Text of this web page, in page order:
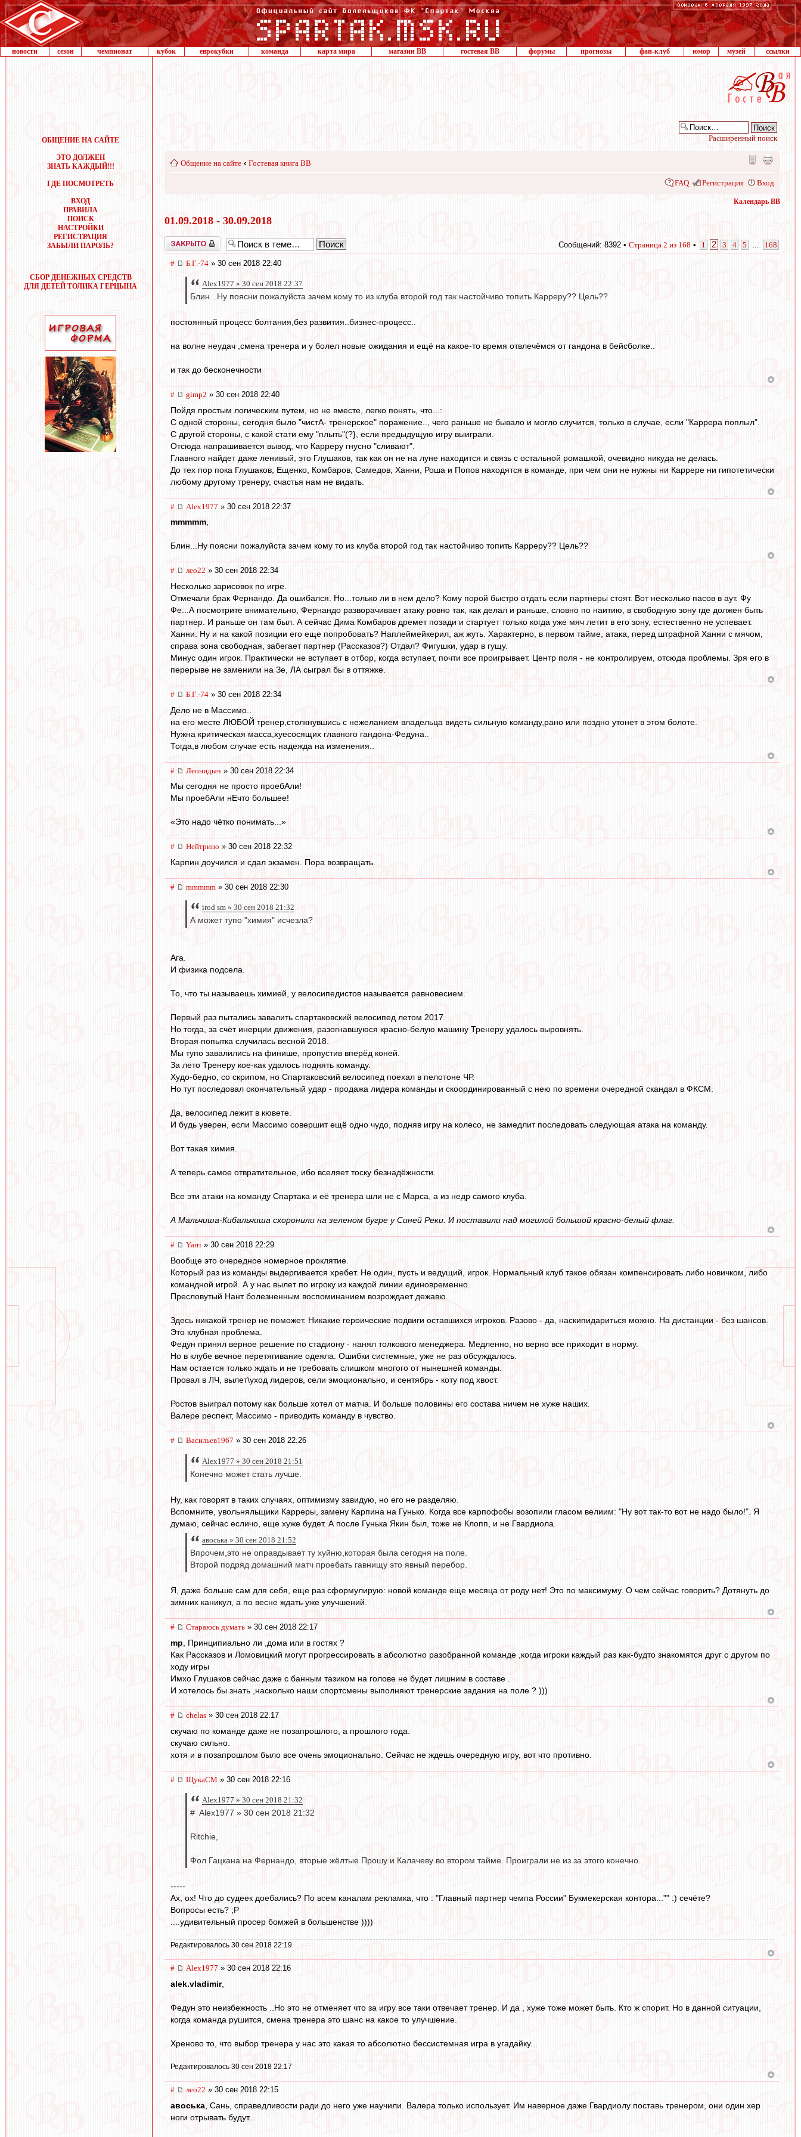
новости сезон чемпионат кубок еврокубки команда карта мира магазин ВВ гостевая ВВ форумы прогнозы фан-клуб юмор музей ссылки
ОБЩЕНИЕ НА САЙТЕ
ЭТО ДОЛЖЕН
ЗНАТЬ КАЖДЫЙ!!!
ГДЕ ПОСМОТРЕТЬ
ВХОД
ПРАВИЛА
ПОИСК
НАСТРОЙКИ
РЕГИСТРАЦИЯ
ЗАБЫЛИ ПАРОЛЬ?
СБОР ДЕНЕЖНЫХ СРЕДСТВ
ДЛЯ ДЕТЕЙ ТОЛИКА ГЕРЦЫНА
Расширенный поиск
Общение на сайте ‹ Гостевая книга ВВ
FAQ Регистрация Вход
Календарь ВВ
01.09.2018 - 30.09.2018
Закрыто Сообщений: 8392 • Страница 2 из 168 • 1 2 3 4 5 168
# Б.Г.-74 » 30 сен 2018 22:40
Alex1977 » 30 сен 2018 22:37
Блин...Ну поясни пожалуйста зачем кому то из клуба второй год так настойчиво топить Карреру?? Цель??
постоянный процесс болтания,без развития..бизнес-процесс..
на волне неудач ,смена тренера и у болел новые ожидания и ещё на какое-то время отвлечёмся от гандона в бейсболке..
и так до бесконечности
# gimp2 » 30 сен 2018 22:40
Пойдя простым логическим путем, но не вместе, легко понять, что...:
С одной стороны, сегодня было "чистА- тренерское" поражение.., чего раньше не бывало и могло случится, только в случае, если "Каррера поплыл".
С другой стороны, с какой стати ему "плыть"(?}, если предыдущую игру выиграли.
Отсюда напрашивается вывод, что Карреру гнусно "сливают".
Главного найдет даже ленивый, это Глушаков, так как он не на луне находится и связь с остальной ромашкой, очевидно никуда не делась.
До тех пор пока Глушаков, Ещенко, Комбаров, Самедов, Ханни, Роша и Попов находятся в команде, при чем они не нужны ни Каррере ни гипотетически
любому другому тренеру, счастья нам не видать.
# Alex1977 » 30 сен 2018 22:37
mmmmm,
Блин...Ну поясни пожалуйста зачем кому то из клуба второй год так настойчиво топить Карреру?? Цель??
# лео22 » 30 сен 2018 22:34
Несколько зарисовок по игре.
Отмечали брак Фернандо. Да ошибался. Но...только ли в нем дело? Кому порой быстро отдать если партнеры стоят. Вот несколько пасов в аут. Фу
Фе...А посмотрите внимательно, Фернандо разворачивает атаку ровно так, как делал и раньше, словно по наитию, в свободную зону где должен быть
партнер. И раньше он там был. А сейчас Дима Комбаров дремет позади и стартует только когда уже мяч летит в его зону, естественно не успевает.
Ханни. Ну и на какой позиции его еще попробовать? Наплеймейкерил, аж жуть. Характерно, в первом тайме, атака, перед штрафной Ханни с мячом,
справа зона свободная, забегает партнер (Рассказов?) Отдал? Фигушки, удар в гущу.
Минус один игрок. Практически не вступает в отбор, когда вступает, почти все проигрывает. Центр поля - не контролируем, отсюда проблемы. Зря его в
перерыве не заменили на Зе, ЛА сыграл бы в оттяжке.
# Б.Г.-74 » 30 сен 2018 22:34
Дело не в Массимо..
на его месте ЛЮБОЙ тренер,столкнувшись с нежеланием владельца видеть сильную команду,рано или поздно утонет в этом болоте.
Нужна критическая масса,хуесосящих главного гандона-Федуна..
Тогда,в любом случае есть надежда на изменения..
# Леонидыч » 30 сен 2018 22:34
Мы сегодня не просто проебАли!
Мы проебАли нЕчто большее!
«Это надо чётко понимать...»
# Нейтрино » 30 сен 2018 22:32
Карпин доучился и сдал экзамен. Пора возвращать.
# mmmmm » 30 сен 2018 22:30
irod sm » 30 сен 2018 21:32
А может тупо "химия" исчезла?
Ага.
И физика подсела.
То, что ты называешь химией, у велосипедистов называется равновесием.
Первый раз пытались завалить спартаковский велосипед летом 2017.
Но тогда, за счёт инерции движения, разогнавшуюся красно-белую машину Тренеру удалось выровнять.
Вторая попытка случилась весной 2018.
Мы тупо завалились на финише, пропустив вперёд коней.
За лето Тренеру кое-как удалось поднять команду.
Худо-бедно, со скрипом, но Спартаковский велосипед поехал в пелотоне ЧР.
Но тут последовал окончательный удар - продажа лидера команды и скоординированный с нею по времени очередной скандал в ФКСМ.
Да, велосипед лежит в кювете.
И будь уверен, если Массимо совершит ещё одно чудо, подняв игру на колесо, не замедлит последовать следующая атака на команду.
Вот такая химия.
А теперь самое отвратительное, ибо вселяет тоску безнадёжности.
Все эти атаки на команду Спартака и её тренера шли не с Марса, а из недр самого клуба.
А Мальчиша-Кибальчиша схоронили на зеленом бугре у Синей Реки. И поставили над могилой большой красно-белый флаг.
# Yarri » 30 сен 2018 22:29
Вообще это очередное номерное проклятие.
Который раз из команды выдергивается хребет. Не один, пусть и ведущий, игрок. Нормальный клуб такое обязан компенсировать либо новичком, либо
командной игрой. А у нас вылет по игроку из каждой линии единовременно.
Пресловутый Нант болезненным воспоминанием возрождает дежавю.
Здесь никакой тренер не поможет. Никакие героические подвиги оставшихся игроков. Разово - да, наскипидариться можно. На дистанции - без шансов.
Это клубная проблема.
Федун принял верное решение по стадиону - нанял толкового менеджера. Медленно, но верно все приходит в норму.
Но в клубе вечное перетягивание одеяла. Ошибки системные, уже не раз обсуждалось.
Нам остается только ждать и не требовать слишком многого от нынешней команды.
Провал в ЛЧ, вылет\уход лидеров, сели эмоционально, и сентябрь - коту под хвост.
Ростов выиграл потому как больше хотел от матча. И больше половины его состава ничем не хуже наших.
Валере респект, Массимо - приводить команду в чувство.
# Васильев1967 » 30 сен 2018 22:26
Alex1977 » 30 сен 2018 21:51
Конечно может стать лучше.
Ну, как говорят в таких случаях, оптимизму завидую, но его не разделяю.
Вспомните, увольняльщики Карреры, замену Карпина на Гунько. Когда все карпофобы возопили гласом велиим: "Ну вот так-то вот не надо было!". Я
думаю, сейчас есличо, еще хуже будет. А после Гунька Якин был, тоже не Клопп, и не Гвардиола.
авоська » 30 сен 2018 21:52
Впрочем,это не оправдывает ту хуйню,которая была сегодня на поле.
Второй подряд домашний матч проебать гавнищу это явный перебор.
Я, даже больше сам для себя, еще раз сформулирую: новой команде еще месяца от роду нет! Это по максимуму. О чем сейчас говорить? Дотянуть до
зимних каникул, а по весне ждать уже улучшений.
# Стараюсь думать » 30 сен 2018 22:17
mp , Принципиально ли ,дома или в гостях ?
Как Рассказов и Ломовицкий могут прогрессировать в абсолютно разобранной команде ,когда игроки каждый раз как-будто знакомятся друг с другом по
ходу игры
Имхо Глушаков сейчас даже с банным тазиком на голове не будет лишним в составе .
И хотелось бы знать ,насколько наши спортсмены выполняют тренерские задания на поле ? )))
# chelas » 30 сен 2018 22:17
скучаю по команде даже не позапрошлого, а прошлого года.
скучаю сильно.
хотя и в позапрошлом было все очень эмоционально. Сейчас не ждешь очередную игру, вот что противно.
# ЩукаСМ » 30 сен 2018 22:16
Alex1977 » 30 сен 2018 21:32
# Alex1977 » 30 сен 2018 21:32
Ritchie,
Фол Гацкана на Фернандо, вторые жёлтые Прошу и Калачеву во втором тайме. Проиграли не из за этого конечно.
-----
Ах, ох! Что до судеек доебались? По всем каналам рекламка, что : "Главный партнер чемпа России" Букмекерская контора..."" :) сечёте?
Вопросы есть? ;Р
....удивительный просер бомжей в большенстве ))))
Редактировалось 30 сен 2018 22:19
# Alex1977 » 30 сен 2018 22:16
alek.vladimir,
Федун это неизбежность ..Но это не отменяет что за игру все таки отвечает тренер. И да , хуже тоже может быть. Кто ж спорит. Но в данной ситуации,
когда команда рушится, смена тренера это шанс на какое то улучшение.
Хреново то, что выбор тренера у нас это какая то абсолютно бессистемная игра в угадайку...
Редактировалось 30 сен 2018 22:17
# лео22 » 30 сен 2018 22:15
авоська , Сань, справедливости ради до него уже научили. Валера только использует. Им наверное даже Гвардиолу поставь тренером, они один хер
ноги отрывать будут...